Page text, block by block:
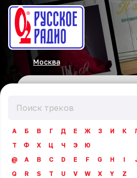
Москва
А Б В Г Д Е Ж З И К
Т
Ф Х Ц Ч Э
Ю
@
A B C D E F G H I
Q
R S T U V W X Y Z